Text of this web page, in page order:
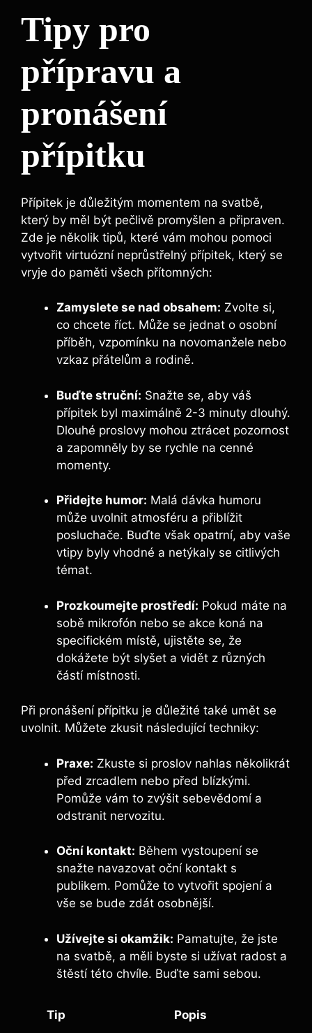
Tipy pro
přípravu ​a‌
pronášení
⁢přípitku
Přípitek je důležitým‍ momentem na svatbě,
který by měl ​být pečlivě promyšlen a připraven.
Zde je několik ⁤tipů, které vám mohou pomoci
‌vytvořit virtuózní neprůstřelný přípitek, který se
vryje do paměti všech přítomných:
Zamyslete se nad obsahem: Zvolte si,
co chcete říct. Může se jednat o⁣ osobní⁣
příběh, vzpomínku na novomanžele nebo
vzkaz přátelům a rodině.
Buďte struční: Snažte se, aby váš
přípitek byl maximálně ⁣2-3⁤ minuty dlouhý.
Dlouhé proslovy mohou ztrácet pozornost​
a zapomněly ⁣by se rychle na cenné
momenty.
Přidejte humor: Malá ‌dávka humoru
může uvolnit atmosféru a přiblížit
posluchače. Buďte však opatrní, aby vaše
vtipy byly vhodné a ⁢netýkaly se ‌citlivých
témat.
Prozkoumejte prostředí: Pokud máte ​na
sobě ⁣mikrofón nebo se akce koná na
specifickém místě, ujistěte se, že
dokážete být slyšet‌ a vidět z různých
částí místnosti.
Při pronášení přípitku je důležité ⁤také umět se
uvolnit.​ Můžete⁣ zkusit následující techniky:
Praxe: Zkuste si proslov nahlas‌ několikrát
před zrcadlem nebo před‌ blízkými.
Pomůže ​vám to‍ zvýšit sebevědomí a
odstranit nervozitu.
Oční kontakt: Během vystoupení se
snažte navazovat oční kontakt‌ s
publikem. Pomůže to vytvořit spojení a
vše se bude zdát‌ osobnější.
Užívejte si okamžik: Pamatujte, ‍že jste​
na svatbě, a měli⁣ byste si užívat radost a
štěstí ‍této chvíle. ⁢Buďte sami sebou.
Tip Popis